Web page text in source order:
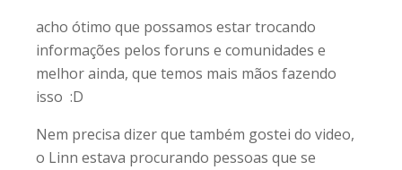
acho ótimo que possamos estar trocando
informações pelos foruns e comunidades e
melhor ainda, que temos mais mãos fazendo
isso :D
Nem precisa dizer que também gostei do video,
o Linn estava procurando pessoas que se